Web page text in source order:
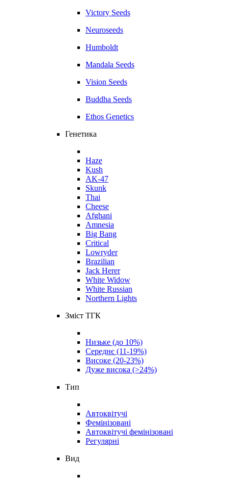
Victory Seeds
Neuroseeds
Humboldt
Mandala Seeds
Vision Seeds
Buddha Seeds
Ethos Genetics
Генетика
Haze
Kush
AK-47
Skunk
Thai
Cheese
Afghani
Amnesia
Big Bang
Critical
Lowryder
Brazilian
Jack Herer
White Widow
White Russian
Northern Lights
Зміст ТГК
Низьке (до 10%)
Середнє (11-19%)
Високе (20-23%)
Дуже висока (>24%)
Тип
Автоквітучі
Фемінізовані
Автоквітучі фемінізовані
Регулярні
Вид